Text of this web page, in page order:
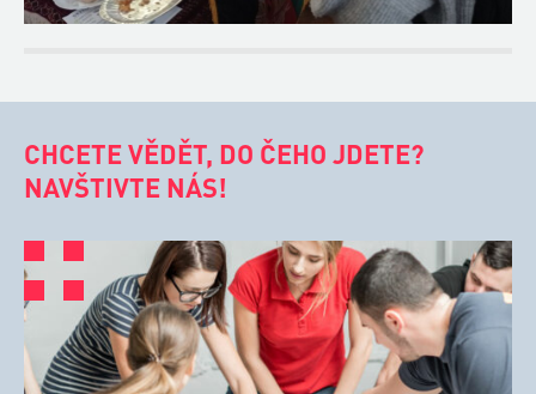
CHCETE VĚDĚT, DO ČEHO JDETE?
NAVŠTIVTE NÁS!